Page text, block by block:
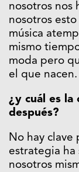
nosotros nos
nosotros
música
mismo
moda pero
el que nacen.
¿y cuál es la
después?
No hay clave
estrategia ha
nosotros